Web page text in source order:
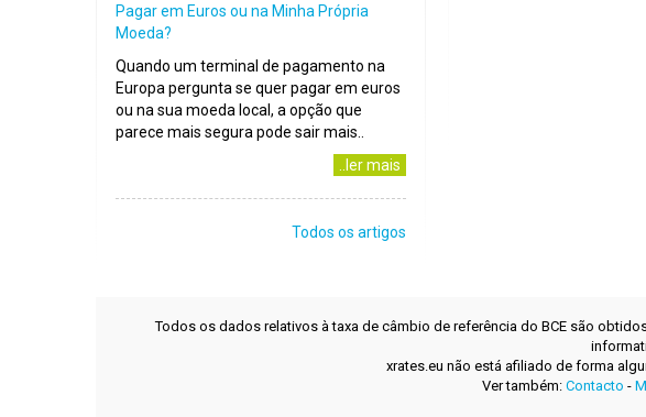
Pagar em Euros ou na Minha Própria
Moeda?
Quando um terminal de pagamento na
Europa pergunta se quer pagar em euros
ou na sua moeda local, a opção que
parece mais segura pode sair mais..
..ler mais
Todos os artigos
Todos os dados relativos à taxa de câmbio de referência do BCE são
xrates.eu não está afiliado de forma
Ver também: Contacto -